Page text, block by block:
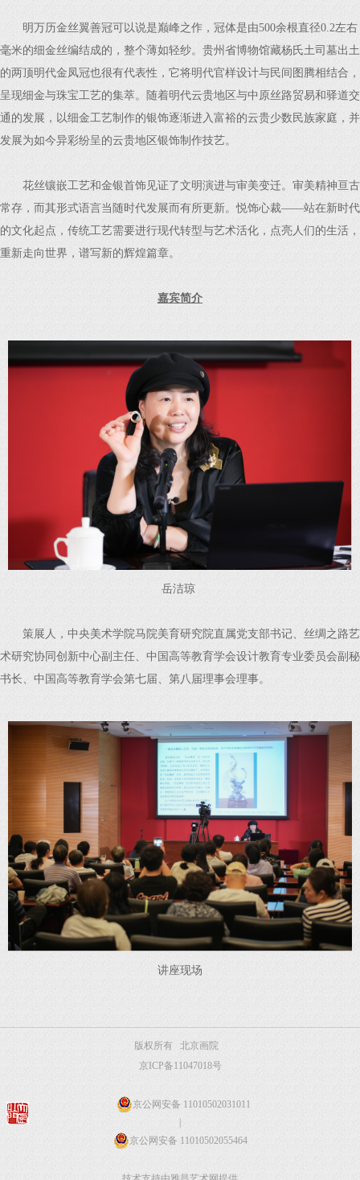
明万历金丝翼善冠可以说是巅峰之作，冠体是由500余根直径0.2左右
毫米的细金丝编结成的，整个薄如轻纱。贵州省博物馆藏杨氏土司墓出土
的两顶明代金凤冠也很有代表性，它将明代官样设计与民间图腾相结合，
呈现细金与珠宝工艺的集萃。随着明代云贵地区与中原丝路贸易和驿道交
通的发展，以细金工艺制作的银饰逐渐进入富裕的云贵少数民族家庭，并
发展为如今异彩纷呈的云贵地区银饰制作技艺。
花丝镶嵌工艺和金银首饰见证了文明演进与审美变迁。审美精神亘古
常存，而其形式语言当随时代发展而有所更新。悦饰心裁——站在新时代
的文化起点，传统工艺需要进行现代转型与艺术活化，点亮人们的生活，
重新走向世界，谱写新的辉煌篇章。
嘉宾简介
岳洁琼
策展人，中央美术学院马院美育研究院直属党支部书记、丝绸之路艺
术研究协同创新中心副主任、中国高等教育学会设计教育专业委员会副秘
书长、中国高等教育学会第七届、第八届理事会理事。
讲座现场
版权所有 北京画院
京ICP备11047018号
京公网安备 11010502031011
京公网安备 11010502055464